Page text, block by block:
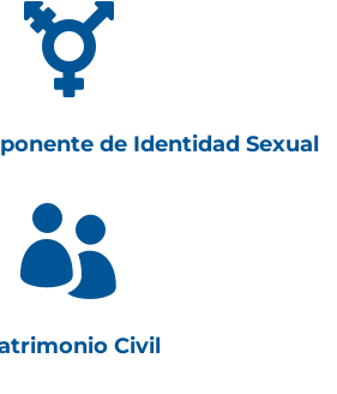

de Identidad Sexual

Civil